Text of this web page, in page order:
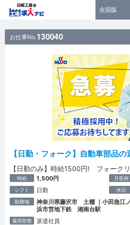
全国版
お仕事No.130040
【日勤・フォーク】自動車部品の
【日勤のみ】時給1500円! フォーク
時給 1,500円 月収例
シフト 日勤 休日
勤務地
神奈川県藤沢市 土棚 ｜小田急江
浜市営地下鉄 湘南台駅
雇用形態 派遣社員